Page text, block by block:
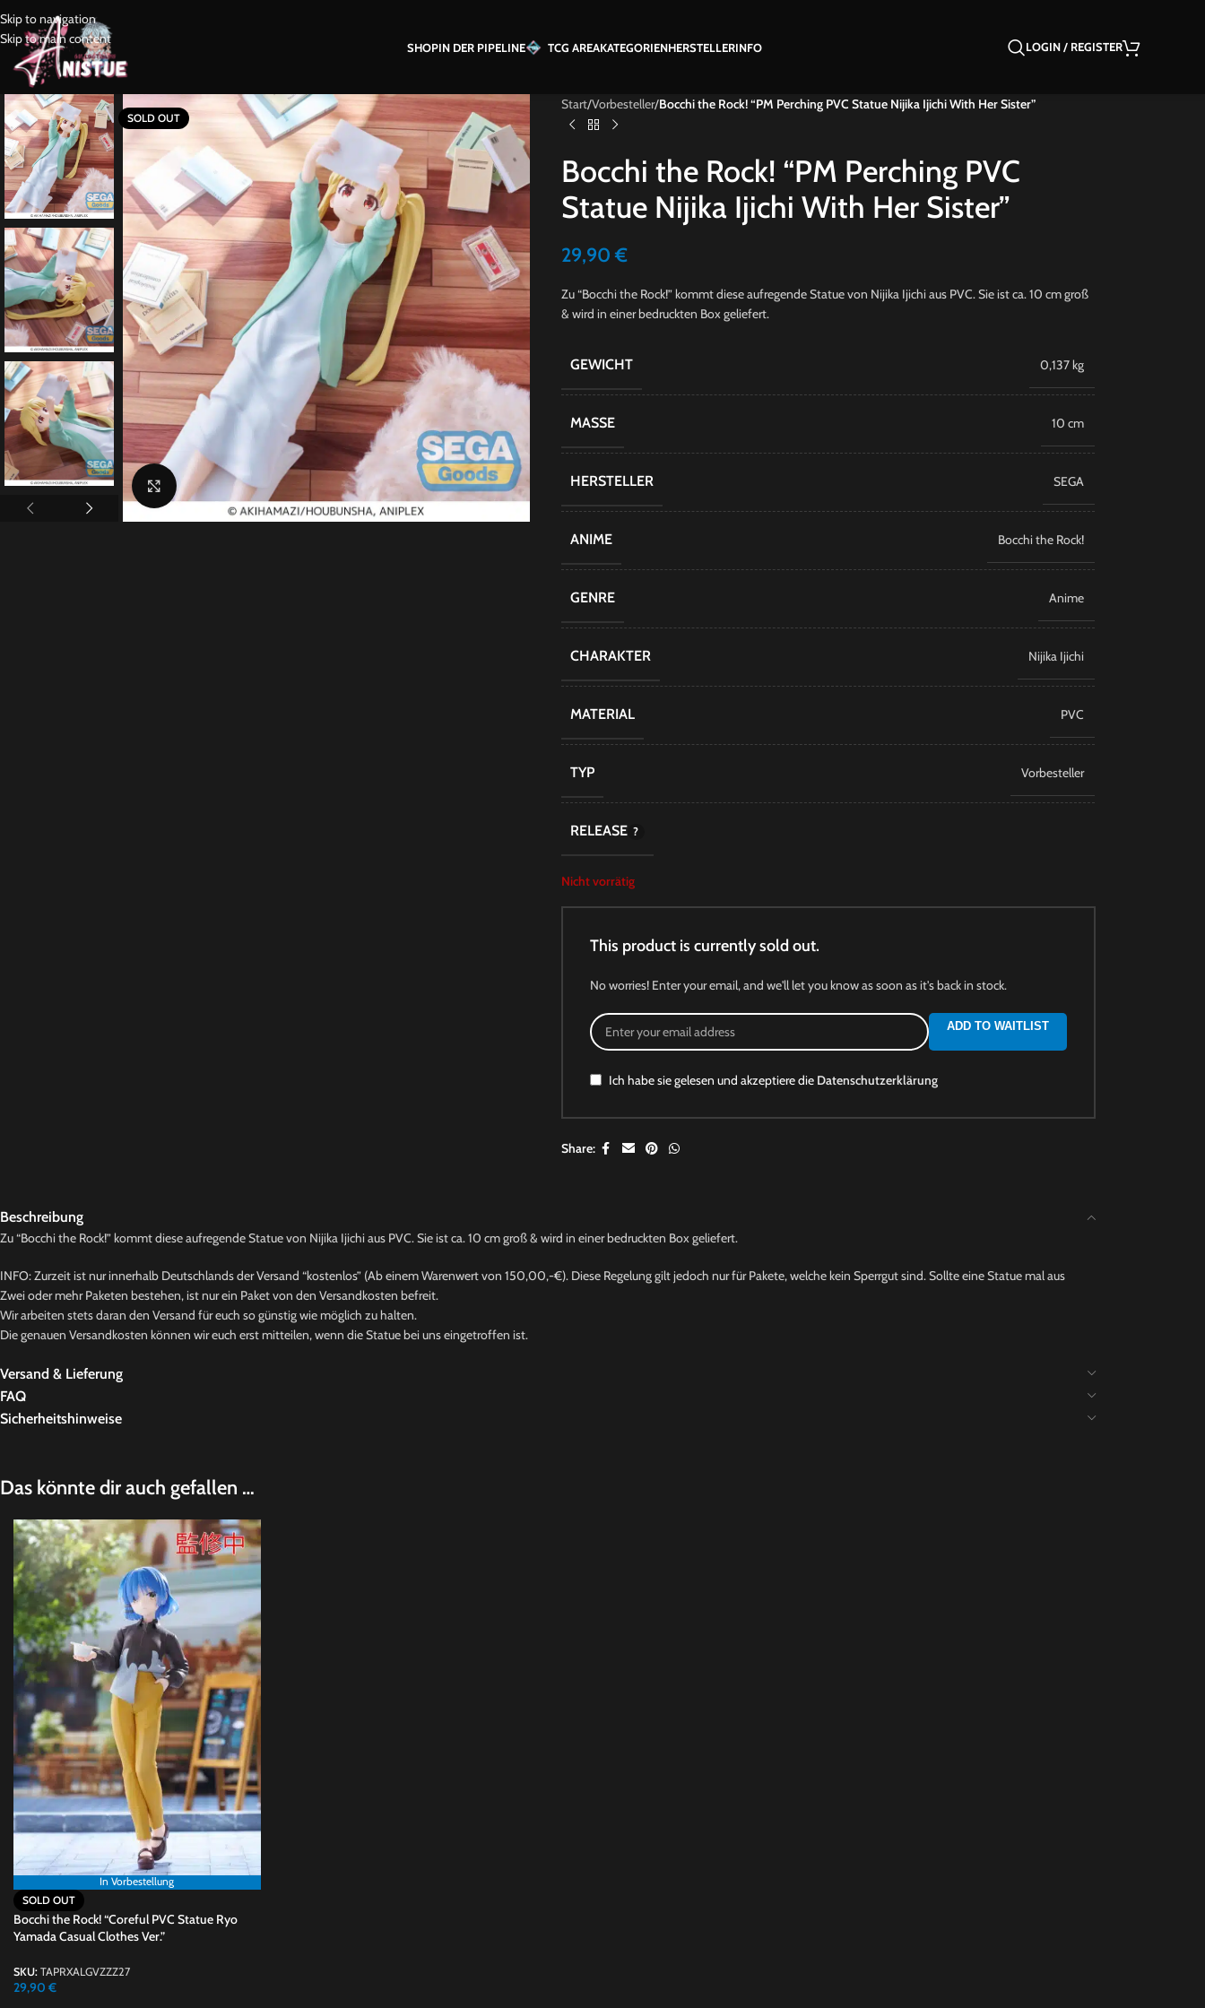
Skip to navigation
Skip to main content
SHOPIN DER PIPELINE TCG AREAKATEGORIENHERSTELLERINFO LOGIN / REGISTER
SOLD OUT
Click to enlarge
Start/Vorbesteller/Bocchi the Rock! “PM Perching PVC Statue Nijika Ijichi With Her Sister”
Bocchi the Rock! “PM Perching PVC
Statue Nijika Ijichi With Her Sister”
29,90€
Zu “Bocchi the Rock!” kommt diese aufregende Statue von Nijika Ijichi aus PVC. Sie ist ca. 10 cm groß
& wird in einer bedruckten Box geliefert.
GEWICHT 0,137 kg
MASSE 10 cm
HERSTELLER SEGA
ANIME Bocchi the Rock!
GENRE Anime
CHARAKTER Nijika Ijichi
MATERIAL PVC
TYP Vorbesteller
RELEASE
Nicht vorrätig
This product is currently sold out.
No worries! Enter your email, and we'll let you know as soon as it's back in stock.
ADD TO WAITLIST
Ich habe sie gelesen und akzeptiere die Datenschutzerklärung
Share:
Beschreibung
Zu “Bocchi the Rock!” kommt diese aufregende Statue von Nijika Ijichi aus PVC. Sie ist ca. 10 cm groß & wird in einer bedruckten Box geliefert.
INFO: Zurzeit ist nur innerhalb Deutschlands der Versand “kostenlos” (Ab einem Warenwert von 150,00,-€). Diese Regelung gilt jedoch nur für Pakete, welche kein Sperrgut sind. Sollte eine Statue mal aus
Zwei oder mehr Paketen bestehen, ist nur ein Paket von den Versandkosten befreit.
Wir arbeiten stets daran den Versand für euch so günstig wie möglich zu halten.
Die genauen Versandkosten können wir euch erst mitteilen, wenn die Statue bei uns eingetroffen ist.
Versand & Lieferung
FAQ
Sicherheitshinweise
Das könnte dir auch gefallen …
In Vorbestellung
SOLD OUT
Bocchi the Rock! “Coreful PVC Statue Ryo
Yamada Casual Clothes Ver.”
SKU: TAPRXALGVZZZ27
29,90 €